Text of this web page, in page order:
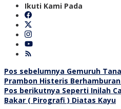
Ikuti Kami Pada
Navigasi
pos
Pos sebelumnya Gemuruh
Prambon Histeris
Pos berikutnya Seperti Inilah
Bakar ( Pirografi ) Diatas Kayu